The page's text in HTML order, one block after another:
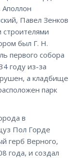
Павел Зенков
был Г. Н.
первого собора
году из-за
а кладбище
парк
в
Пол Горде
герб Верного,
года, и создал